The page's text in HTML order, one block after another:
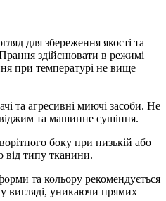
для збереження якості та
здійснювати в режимі
при температурі не вище
та агресивні миючі засоби. Не
та машинне сушіння.
боку при низькій або
від типу тканини.
та кольору рекомендується
вигляді, уникаючи прямих